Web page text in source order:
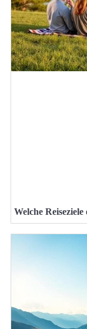
Welche